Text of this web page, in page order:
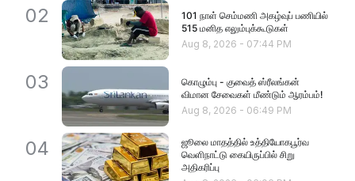
02
101 நாள் செம்மணி அகழ்வுப் பணியில்
515 மனித எலும்புக்கூடுகள்
Aug 8, 2026 - 07:44 PM
03
கொழும்பு - குவைத் ஸ்ரீலங்கன்
விமான சேவைகள் மீண்டும் ஆரம்பம்!
Aug 8, 2026 - 06:49 PM
04
ஜூலை மாதத்தில் உத்தியோகபூர்வ
வெளிநாட்டு கையிருப்பில் சிறு
அதிகரிப்பு